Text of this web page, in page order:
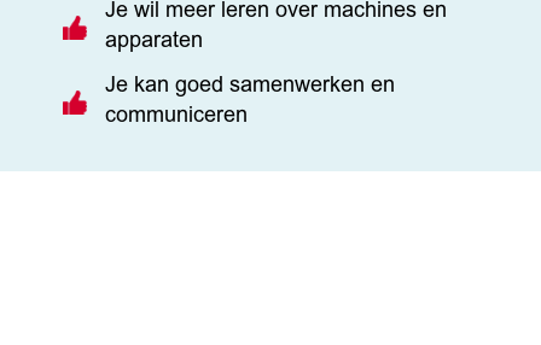
Je wil meer leren over machines en
apparaten
Je kan goed samenwerken en
communiceren